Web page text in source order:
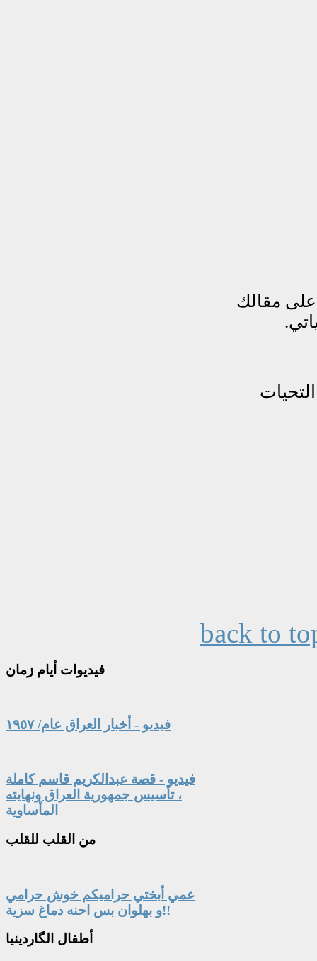
back to
فيديوات أيام زمان
فيديو - أخبار العراق عام/ ١٩٥٧
فيديو - قصة عبدالكريم قاسم كاملة
، تأسيس جمهورية العراق ونهايته
المأساوية
من القلب للقلب
عمي أبختي حراميكم خوش حرامي
و بهلوان بس احنه دماغ سزية!!
أطفال الگاردينيا